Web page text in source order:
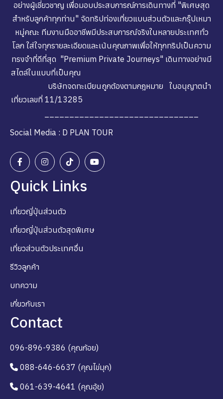
อย่างผู้เชี่ยวชาญ เพื่อมอบประสบการณ์การเดินทางที่ "พิเศษสุด
สำหรับลูกค้าทุกท่าน" จัดทริปท่องเที่ยวแบบส่วนตัวและกรุ๊ปเหมา
หมู่คณะ ทีมงานมืออาชีพมีประสบการณ์จริงในหลายประเทศทั่ว
โลก ใส่ใจทุกรายละเอียดและเน้นคุณภาพเพื่อให้ทุกทริปเป็นความ
ทรงจำที่ดีที่สุด "Premium Private Journeys" เดินทางอย่างมี
สไตล์ในแบบที่เป็นคุณ
บริษัทจดทะเบียนถูกต้องตามกฎหมาย ใบอนุญาตนำ
เที่ยวเลขที่ 11/13285
Social Media : D PLAN TOUR
Quick Links
เที่ยวญี่ปุ่นส่วนตัว
เที่ยวญี่ปุ่นส่วนตัวสุดพิเศษ
เที่ยวส่วนตัวประเทศอื่น
รีวิวลูกค้า
บทความ
เกี่ยวกับเรา
Contact
096-896-9386 (คุณก้อย)
088-646-6637 (คุณไข่มุก)
061-639-4641 (คุณอุ้ย)